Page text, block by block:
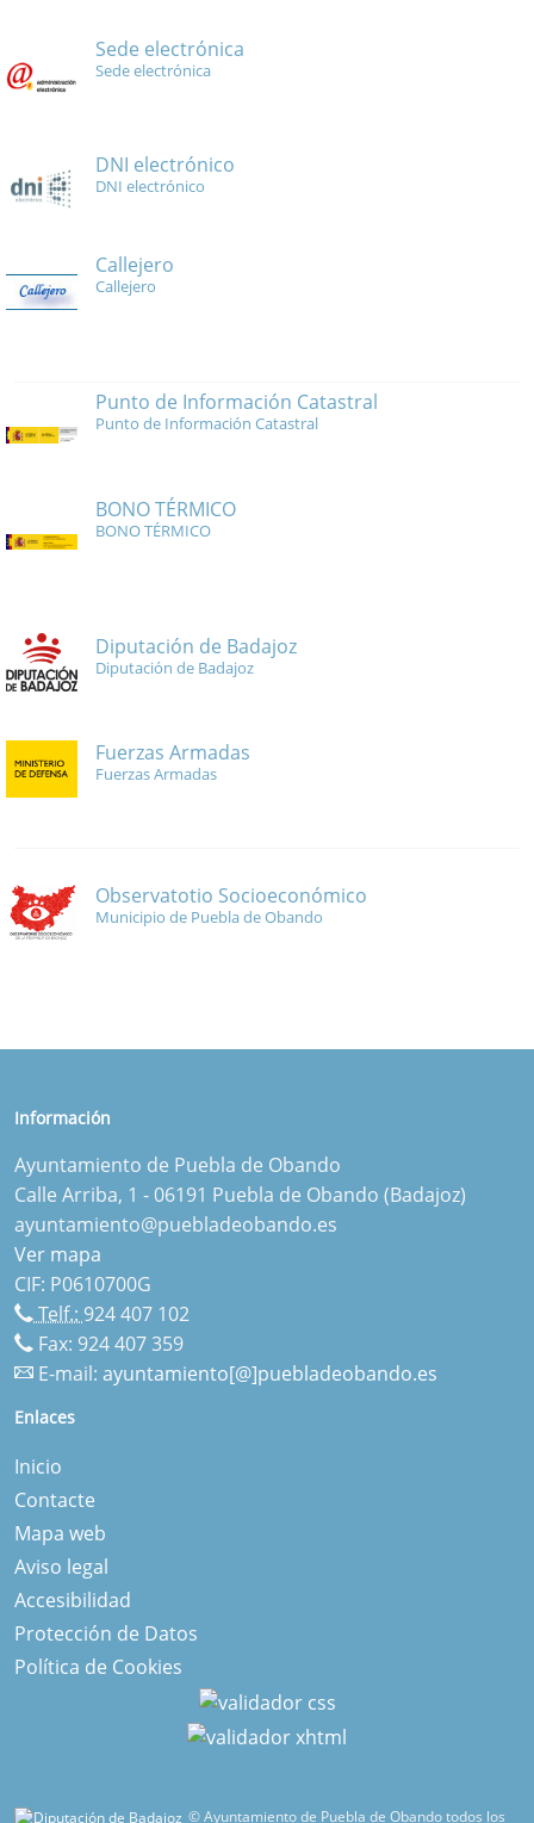
Sede electrónica
Sede electrónica
DNI electrónico
DNI electrónico
Callejero
Callejero
Punto de Información Catastral
Punto de Información Catastral
BONO TÉRMICO
BONO TÉRMICO
Diputación de Badajoz
Diputación de Badajoz
Fuerzas Armadas
Fuerzas Armadas
Observatotio Socioeconómico
Municipio de Puebla de Obando
Información
Ayuntamiento de Puebla de Obando
Calle Arriba, 1 - 06191 Puebla de Obando (Badajoz)
ayuntamiento@puebladeobando.es
Ver mapa
CIF: P0610700G
Telf.: 924 407 102
Fax: 924 407 359
E-mail: ayuntamiento[@]puebladeobando.es
Enlaces
Inicio
Contacte
Mapa web
Aviso legal
Accesibilidad
Protección de Datos
Política de Cookies
© Ayuntamiento de Puebla de Obando todos los